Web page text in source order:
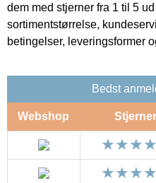
dem med stjerner fra 1 til 5
sortimentstørrelse,
betingelser, leveringsformer
Bedst
Webshop Stjerner